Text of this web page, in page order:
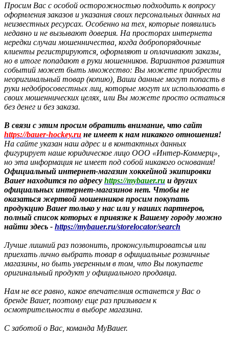
Просим Вас с особой осторожностью подходить к вопросу
оформления заказов и указания своих персональных данных на
неизвестных ресурсах. Особенно на тех, которые появились
недавно и не вызывают доверия. На просторах интернета
нередки случаи мошенничества, когда добропорядочные
клиенты регистрируются, оформляют и оплачивают заказы,
но в итоге попадают в руки мошенников. Вариантов развития
событий может быть множество: Вы можете приобрести
неоригинальный товар (копию), Ваши данные могут попасть в
руки недобросовестных лиц, которые могут их использовать в
своих мошеннических целях, или Вы можете просто остаться
без денег и без заказа.
В связи с этим просим обратить внимание, что сайт
https://bauer-hockey.ru не имеет к нам никакого отношения!
На сайте указан наш адрес и в контактных данных
фигурирует наше юридическое лицо ООО «Интер-Коммерц»,
но эта информация не имеет под собой никакого основания!
Официальный интернет-магазин хоккейной экипировки
Bauer находится по адресу https://mybauer.ru и других
официальных интернет-магазинов нет. Чтобы не
оказаться жертвой мошенников просим покупать
продукцию Bauer только у нас или у наших партнеров,
полный список которых в привязке к Вашему городу можно
найти здесь - https://mybauer.ru/storelocator/search
Лучше лишний раз позвонить, проконсультироватсья или
приехать лично выбрать товар в официальные розничные
магазины, но быть уверенным в том, что Вы покупаете
оригинальный продукт у официального продавца.
Нам не все равно, какое впечателния останется у Вас о
бренде Bauer, поэтому еще раз призываем к
осмотрительности в выборе магазина.
С заботой о Вас, команда MyBauer.